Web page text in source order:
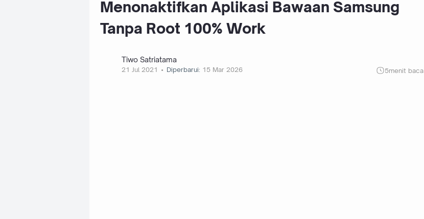
Menonaktifkan Aplikasi Bawaan Samsung
Tanpa Root 100% Work
Tiwo Satriatama
21 Jul 2021 Diperbarui: 15 Mar 2026 5menit baca